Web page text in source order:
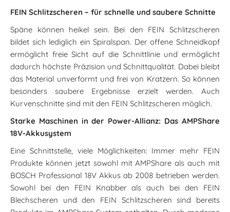
FEIN Schlitzscheren – für schnelle und saubere Schnitte
Späne können heikel sein. Bei den FEIN Schlitzscheren
bildet sich lediglich ein Spiralspan. Der offene Schneidkopf
ermöglicht freie Sicht auf die Schnittlinie und ermöglicht
dadurch höchste Präzision und Schnittqualität. Dabei bleibt
das Material unverformt und frei von Kratzern. So können
besonders saubere Ergebnisse erzielt werden. Auch
Kurvenschnitte sind mit den FEIN Schlitzscheren möglich.
Starke Maschinen in der Power-Allianz: Das AMPShare
18V-Akkusystem
Eine Schnittstelle, viele Möglichkeiten: Immer mehr FEIN
Produkte können jetzt sowohl mit AMPShare als auch mit
BOSCH Professional 18V Akkus ab 2008 betrieben werden.
Sowohl bei den FEIN Knabber als auch bei den FEIN
Blechscheren und den FEIN Schlitzscheren sind bereits